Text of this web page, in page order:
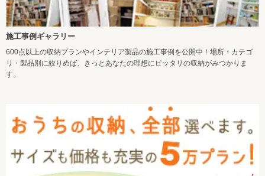
施工事例ギャラリー
600点以上の収納プランやインテリア製品の施工事例を公開中！場所・カテゴ
リ・製品別に絞りめば、きっとあなたの理想にピッタリの収納がみつかりま
す。